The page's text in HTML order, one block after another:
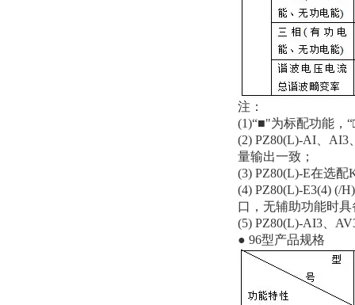
注：
(1)“■"为标配功能，
(2) PZ80(L)-AI、AI3
量输出一致；
(3) PZ80(L)-E在选
(4) PZ80(L)-E3(4) (/
口，无辅助功能时
(5) PZ80(L)-AI3、
● 96型产品规格